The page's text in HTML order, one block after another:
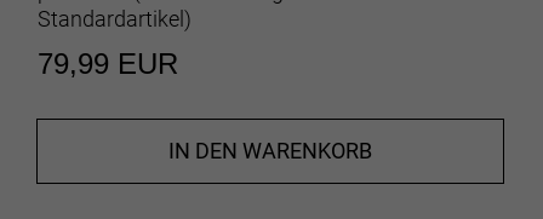
Standardartikel)
79,99 EUR
IN DEN WARENKORB